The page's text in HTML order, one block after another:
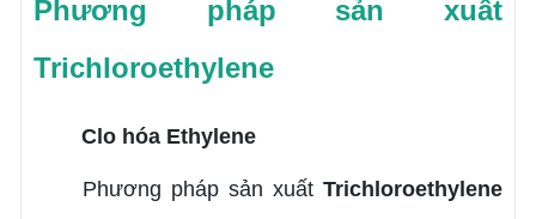
Phương pháp sản xuất
Trichloroethylene
Clo hóa Ethylene
Phương pháp sản xuấtTrichloroethylene